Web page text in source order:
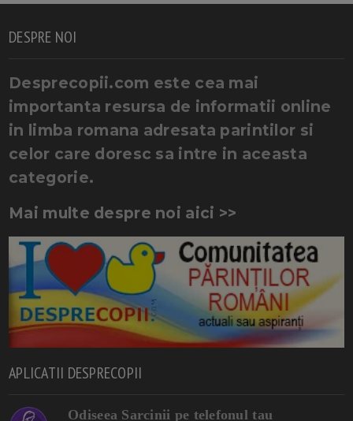
DESPRE NOI
Desprecopii.com este cea mai
importanta resursa de informatii online
in limba romana adresata parintilor si
celor care doresc sa intre in aceasta
categorie.
Mai multe despre noi aici >>
APLICATII DESPRECOPII
Odiseea Sarcinii pe telefonul tau